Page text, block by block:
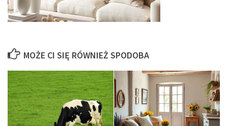
MOŻE CI SIĘ RÓWNIEŻ SPODOBA